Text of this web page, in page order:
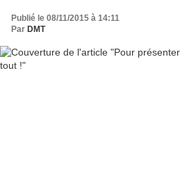
Publié le 08/11/2015 à 14:11
Par DMT